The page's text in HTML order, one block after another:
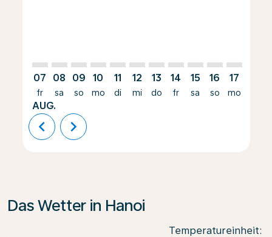
07
fr
AUG.
08
sa
09
so
10
mo
11
di
12
mi
13
do
14
fr
15
sa
16
so
17
mo
chevron_left chevron_right
Das Wetter in Hanoi
Temperatureinheit: